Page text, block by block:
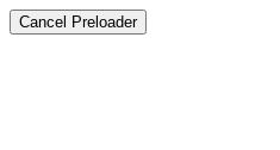
Cancel Preloader